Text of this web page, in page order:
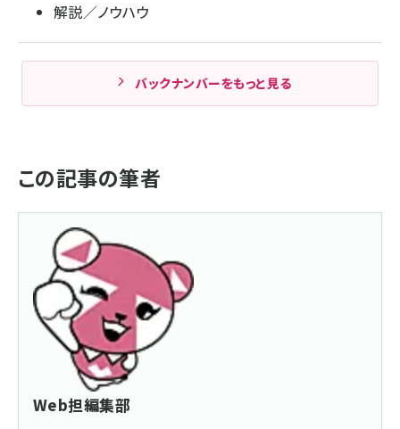
解説／ノウハウ
バックナンバーをもっと見る
この記事の筆者
Web担編集部